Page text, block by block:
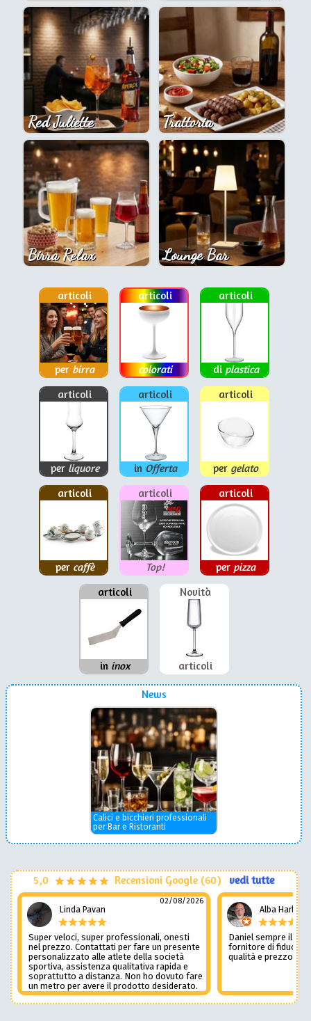
Red Juliette Trattoria
Birra Relax Lounge Bar
articoli
per birra
articoli
colorati
articoli
di plastica
articoli
per liquore
articoli
in Offerta
articoli
per gelato
articoli
per caffè
articoli
Top!
articoli
per pizza
articoli
in inox
Novità
articoli
News
Calici e bicchieri professionali
per Bar e Ristoranti
5,0 Recensioni Google (60) vedi tutte
Linda Pavan
02/08/2026
Super veloci, super professionali, onesti
nel prezzo. Contattati per fare un presente
personalizzato alle atlete della società
sportiva, assistenza qualitativa rapida e
soprattutto a distanza. Non ho dovuto fare
un metro per avere il prodotto desiderato.
Una assistenza del genere è rara e
preziosa. Credo li contatterò ancora in
Alba Harley
Daniel sempre il
fornitore di fiducia
qualità e prezzo